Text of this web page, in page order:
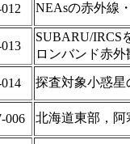
NEAsの赤外線
SUBARU/IRCS
ロンバンド赤外
探査対象小惑星
006 北海道東部，